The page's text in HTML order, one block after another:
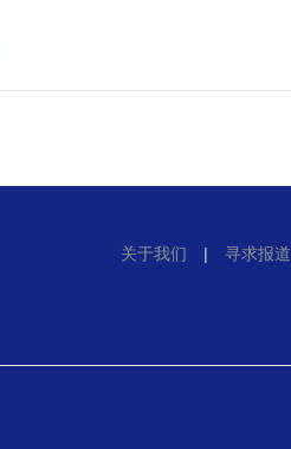
关于我们 | 寻求报道